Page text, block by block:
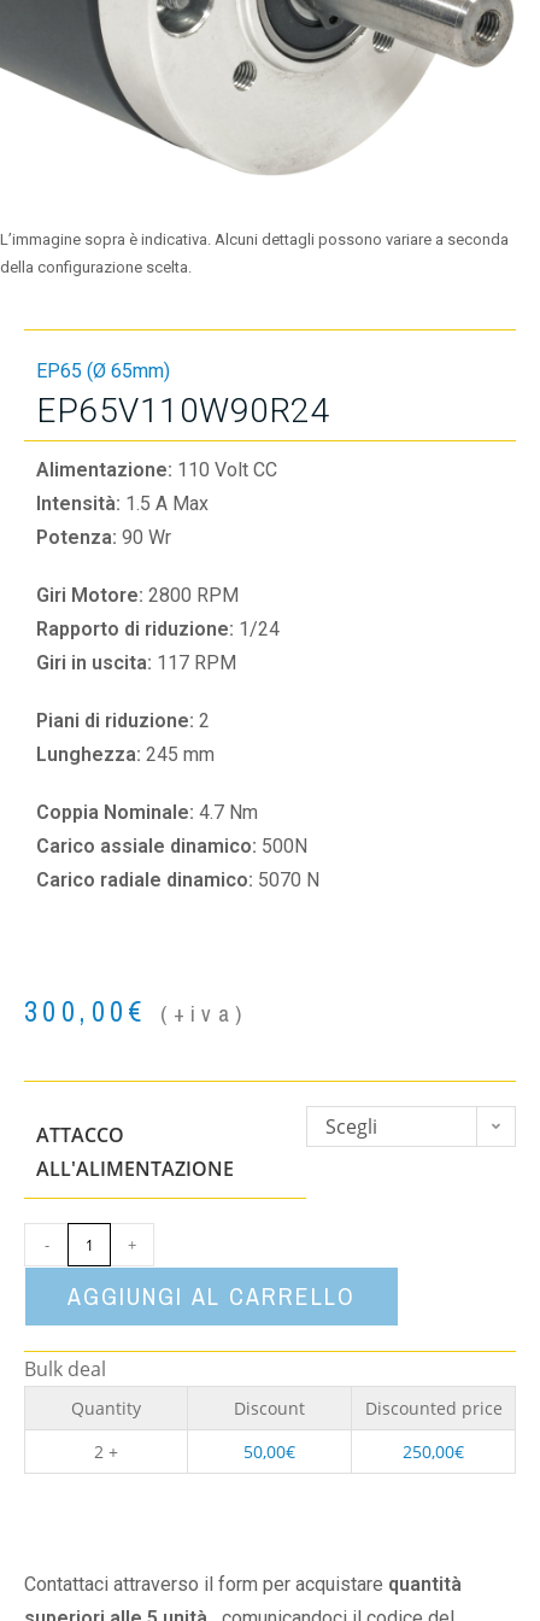
L’immagine sopra è indicativa. Alcuni dettagli possono variare a seconda
della configurazione scelta.
EP65 (Ø 65mm)
EP65V110W90R24
Alimentazione: 110 Volt CC
Intensità: 1.5 A Max
Potenza: 90 Wr
Giri Motore: 2800 RPM
Rapporto di riduzione: 1/24
Giri in uscita: 117 RPM
Piani di riduzione: 2
Lunghezza: 245 mm
Coppia Nominale: 4.7 Nm
Carico assiale dinamico: 500N
Carico radiale dinamico: 5070 N
300,00€ (+iva)
ATTACCO
ALL'ALIMENTAZIONE
Scegli
- +
AGGIUNGI AL CARRELLO
Bulk deal
Quantity Discount
Discounted price
2 +
50,00€ 250,00€
Contattaci attraverso il form per acquistare quantità